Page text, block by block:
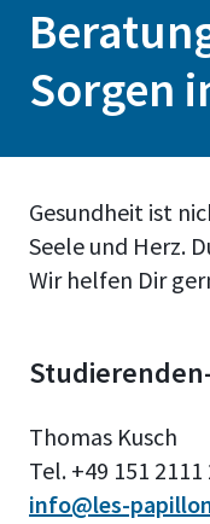
Sorgen
Gesundheit ist
Seele und Herz.
Wir helfen Dir
Thomas Kusch
Tel. +49 151 2111
info@les-